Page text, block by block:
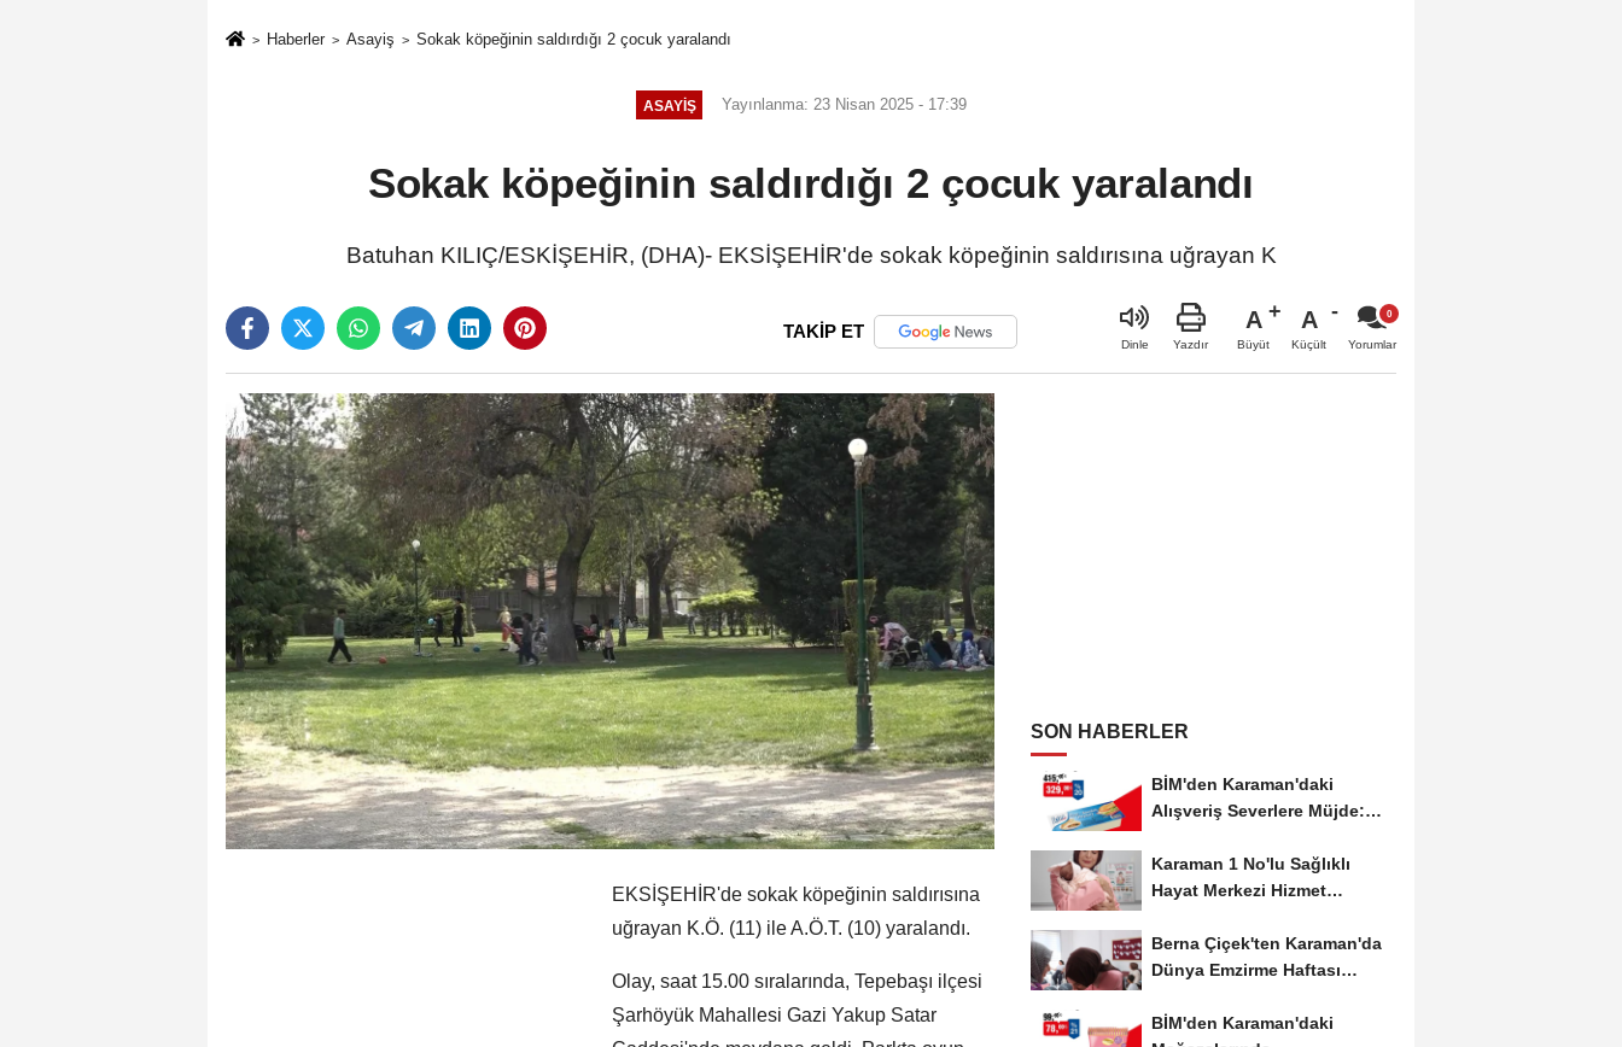
Haberler Asayiş Sokak köpeğinin saldırdığı 2 çocuk yaralandı
ASAYIŞ Yayınlanma: 23 Nisan 2025 - 17:39
Sokak köpeğinin saldırdığı 2 çocuk yaralandı
Batuhan KILIÇ/ESKİŞEHİR, (DHA)- EKSİŞEHİR'de sokak köpeğinin saldırısına uğrayan K
TAKİP ET
Dinle Yazdır
A
Büyüt
A
Küçült Yorumlar
EKSİŞEHİR'de sokak köpeğinin saldırısına
uğrayan K.Ö. (11) ile A.Ö.T. (10) yaralandı.
Olay, saat 15.00 sıralarında, Tepebaşı ilçesi
Şarhöyük Mahallesi Gazi Yakup Satar
SON HABERLER
BİM'den Karaman'daki
Alışveriş Severlere Müjde:
Karaman 1 No'lu Sağlıklı
Hayat Merkezi Hizmet
Berna Çiçek'ten Karaman'da
Dünya Emzirme Haftası
BİM'den Karaman'daki